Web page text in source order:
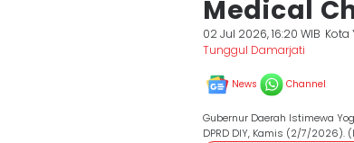
Medical
02 Jul 2026, 16:20 WIB Kota
Tunggul Damarjati
News Channel
Gubernur Daerah Istimewa
DPRD DIY, Kamis (2/7/2026).